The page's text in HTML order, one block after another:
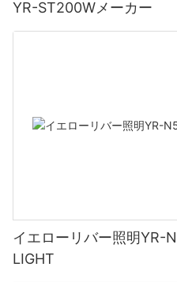
YR-ST200Wメーカー
イエローリバー照明YR-
LIGHT